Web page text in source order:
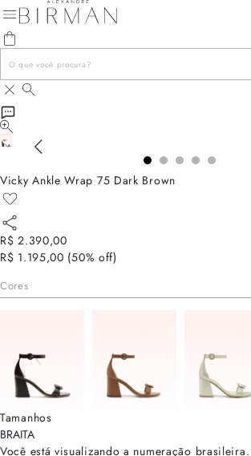
Vicky Ankle Wrap 75 Dark Brown
R$ 2.390,00
R$ 1.195,00 (50% off)
Cores
Tamanhos
BRAITA
Você está visualizando a numeração brasileira.